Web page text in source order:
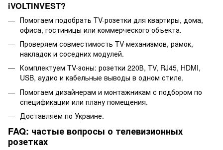
iVOLTINVEST?
Помогаем подобрать TV-розетки для квартиры, дома,
офиса, гостиницы или коммерческого объекта.
Проверяем совместимость TV-механизмов, рамок,
накладок и соседних модулей.
Комплектуем TV-зоны: розетки 220В, TV, RJ45, HDMI,
USB, аудио и кабельные выводы в одном стиле.
Помогаем дизайнерам и монтажникам с подбором по
спецификации или плану помещения.
Доставляем по Украине.
FAQ: частые вопросы о телевизионных
розетках